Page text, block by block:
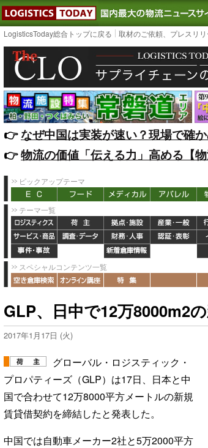
LOGISTICS TODAY｜
LogisticsToday総合トップに戻る 取材のご依頼、プレスリ
👉️なぜ中国は実装が速い？現場で確
👉️物流の価値「伝える力」高める【
ピックアップテーマ
テーマ一覧
スペシャルコンテンツ一覧
GLP、日中で12万8000m2
2017年1月17日 (火)
グローバル・ロジスティック・
プロパティーズ（GLP）は17日、日本と中
国で合わせて12万8000平方メートルの新規
賃貸借契約を締結したと発表した。
中国では自動車メーカー2社と5万2000平方